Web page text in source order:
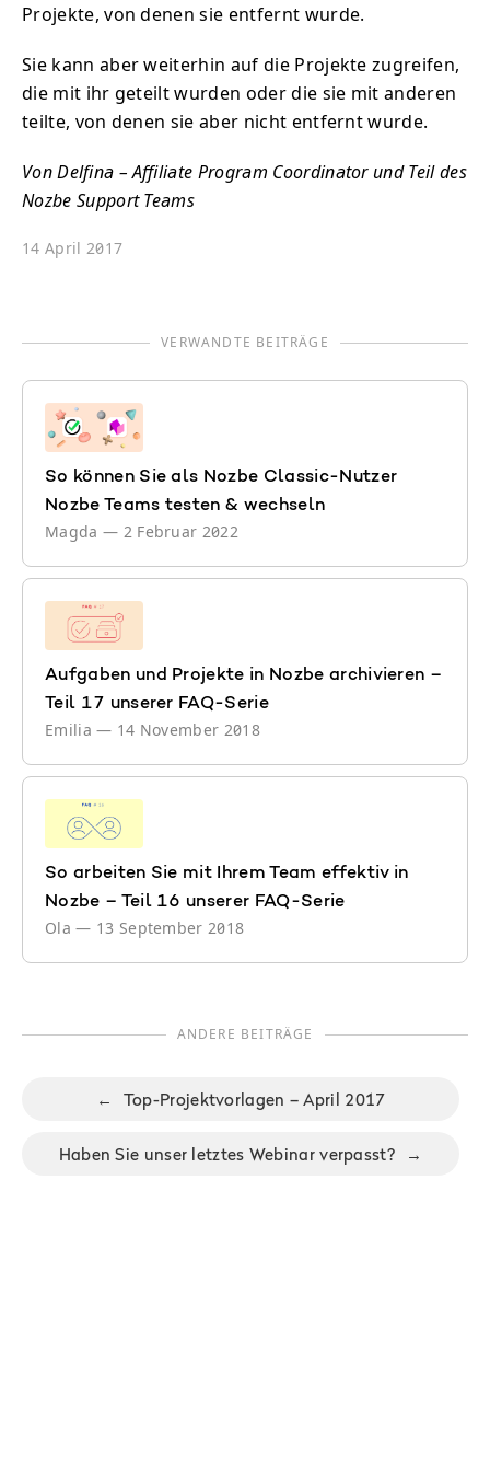
Projekte, von denen sie entfernt wurde.
Sie kann aber weiterhin auf die Projekte zugreifen,
die mit ihr geteilt wurden oder die sie mit anderen
teilte, von denen sie aber nicht entfernt wurde.
Von Delfina – Affiliate Program Coordinator und Teil des
Nozbe Support Teams
14 April 2017
VERWANDTE BEITRÄGE
So können Sie als Nozbe Classic-Nutzer
Nozbe Teams testen & wechseln
Magda — 2 Februar 2022
Aufgaben und Projekte in Nozbe archivieren –
Teil 17 unserer FAQ-Serie
Emilia— 14 November 2018
So arbeiten Sie mit Ihrem Team effektiv in
Nozbe – Teil 16 unserer FAQ-Serie
Ola— 13 September 2018
ANDERE BEITRÄGE
← Top-Projektvorlagen – April 2017
Haben Sie unser letztes Webinar verpasst? →